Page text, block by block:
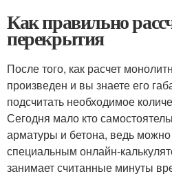
Как правильно
перекрытия
После того, как расчет
произведен и вы знаете его
подсчитать необходимое
Сегодня мало кто
арматуры и бетона, ведь можно
специальным онлайн-
занимает считанные минуты